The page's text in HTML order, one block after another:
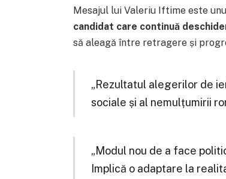
Mesajul lui Valeriu Iftime este
candidat care continuă
să aleagă între retragere și
„Rezultatul alegerilor de
sociale și al nemulțumirii
„Modul nou de a face
Implică o adaptare la